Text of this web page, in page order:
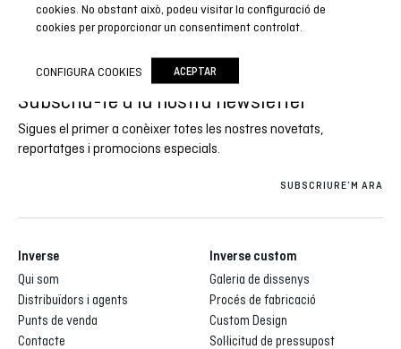
Subscriu-te a la nostra newsletter
Sigues el primer a conèixer totes les nostres novetats,
reportatges i promocions especials.
SUBSCRIURE’M ARA
Inverse
Qui som
Distribuïdors i agents
Punts de venda
Contacte
Inverse custom
Galeria de dissenys
Procés de fabricació
Custom Design
Sol·licitud de pressupost
cookies. No obstant això, podeu visitar la configuració de
cookies per proporcionar un consentiment controlat.
CONFIGURA COOKIES ACEPTAR